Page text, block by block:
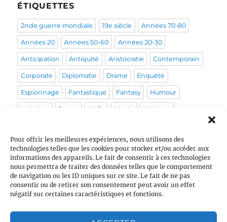
Pour offrir les meilleures expériences, nous utilisons des
technologies telles que les cookies pour stocker et/ou accéder aux
informations des appareils. Le fait de consentir à ces technologies
nous permettra de traiter des données telles que le comportement
de navigation ou les ID uniques sur ce site. Le fait de ne pas
consentir ou de retirer son consentement peut avoir un effet
négatif sur certaines caractéristiques et fonctions.
ÉTIQUETTES
2nde guerre mondiale 19e siècle Années 70-80
Années 20 Années 50-60 Années 20-30
Anticipation Antiquité Aristocratie Contemporain
Corporate Diplomatie Drame Enquête
Espionnage Fantastique Fantasy Humour
Intimiste Japon Mafia Magie Musique
Politique Post-apo Pour enfants Prohibition
Psychologique Pègre Queer Religion Rome
Sans orga Sentiments Sociétal Space Opera
Stress Tranche de vie Vie de couple École